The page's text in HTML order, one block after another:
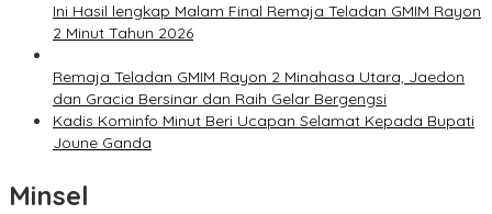
Ini Hasil lengkap Malam Final Remaja Teladan GMIM Rayon
2 Minut Tahun 2026
Remaja Teladan GMIM Rayon 2 Minahasa Utara, Jaedon
dan Gracia Bersinar dan Raih Gelar Bergengsi
Kadis Kominfo Minut Beri Ucapan Selamat Kepada Bupati
Joune Ganda
Minsel